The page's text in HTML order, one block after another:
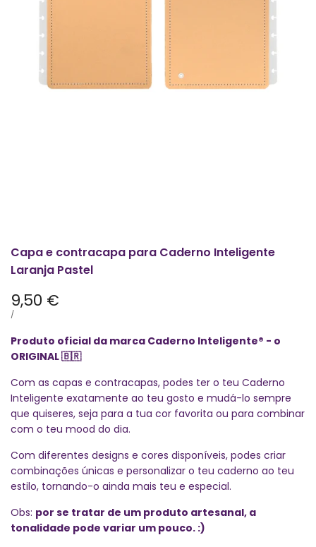
Capa e contracapa para Caderno Inteligente
Laranja Pastel
Preço
promocional
9,50 €
PREÇO
/POR
Produto oficial da marca Caderno Inteligente® - o
ORIGINAL🇧🇷
Com as capas e contracapas, podes ter o teu Caderno
Inteligente exatamente ao teu gosto e mudá-lo sempre
que quiseres, seja para a tua cor favorita ou para combinar
com o teu mood do dia.
Com diferentes designs e cores disponíveis, podes criar
combinações únicas e personalizar o teu caderno ao teu
estilo, tornando-o ainda mais teu e especial.
Obs: por se tratar de um produto artesanal, a
tonalidade pode variar um pouco. :)